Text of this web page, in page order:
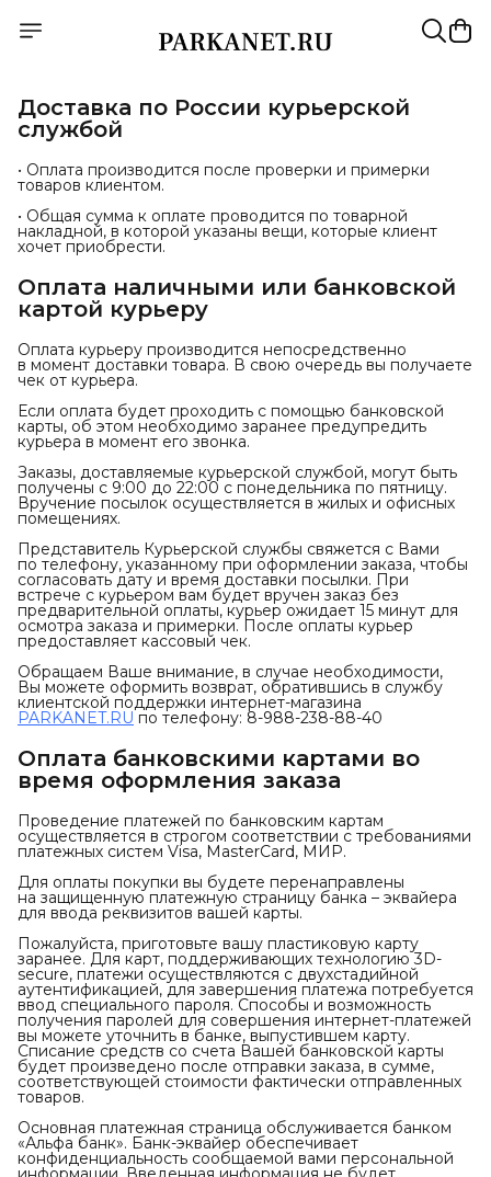
Доставка по России курьерской
службой
• Оплата производится после проверки и примерки
товаров клиентом.
• Общая сумма к оплате проводится по товарной
накладной, в которой указаны вещи, которые клиент
хочет приобрести.
Оплата наличными или банковской
картой курьеру
Оплата курьеру производится непосредственно
в момент доставки товара. В свою очередь вы получаете
чек от курьера.
Если оплата будет проходить c помощью банковской
карты, об этом необходимо заранее предупредить
курьера в момент его звонка.
Заказы, доставляемые курьерской службой, могут быть
получены с 9:00 до 22:00 с понедельника по пятницу.
Вручение посылок осуществляется в жилых и офисных
помещениях.
Представитель Курьерской службы свяжется с Вами
по телефону, указанному при оформлении заказа, чтобы
согласовать дату и время доставки посылки. При
встрече с курьером вам будет вручен заказ без
предварительной оплаты, курьер ожидает 15 минут для
осмотра заказа и примерки. После оплаты курьер
предоставляет кассовый чек.
Обращаем Ваше внимание, в случае необходимости,
Вы можете оформить возврат, обратившись в службу
клиентской поддержки интернет-магазина
PARKANET.RU по телефону: 8-988-238-88-40
Оплата банковскими картами во
время оформления заказа
Проведение платежей по банковским картам
осуществляется в строгом соответствии с требованиями
платежных систем Visa, MasterCard, МИР.
Для оплаты покупки вы будете перенаправлены
на защищенную платежную страницу банка – эквайера
для ввода реквизитов вашей карты.
Пожалуйста, приготовьте вашу пластиковую карту
заранее. Для карт, поддерживающих технологию 3D-
secure, платежи осуществляются с двухстадийной
аутентификацией, для завершения платежа потребуется
ввод специального пароля. Способы и возможность
получения паролей для совершения интернет-платежей
вы можете уточнить в банке, выпустившем карту.
Списание средств со счета Вашей банковской карты
будет произведено после отправки заказа, в сумме,
соответствующей стоимости фактически отправленных
товаров.
Основная платежная страница обслуживается банком
«Альфа банк». Банк-эквайер обеспечивает
конфиденциальность сообщаемой вами персональной